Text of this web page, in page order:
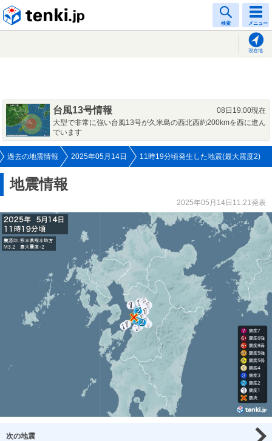
検索 メニュー
現在地
台風13号情報
08日19:00現在
大型で非常に強い台風13号が久米島の西北西約200kmを西に進ん
でいます
過去の地震情報 2025年05月14日 11時19分頃発生した地震(最大震度2)
地震情報
2025年05月14日11:21発表
次の地震